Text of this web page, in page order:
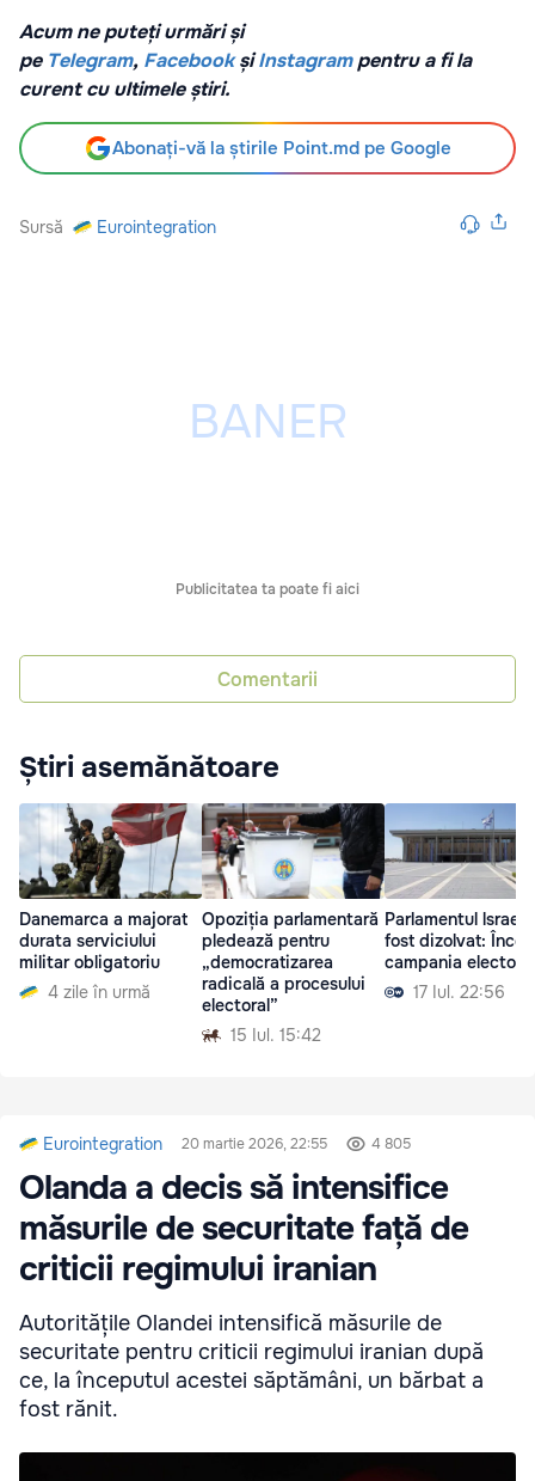
Acum ne puteți urmări și
pe Telegram, Facebook șiInstagrampentru a fi la
curent cu ultimele știri.
Abonați-vă la știrile Point.md pe Google
Sursă Eurointegration
Publicitatea ta poate fi aici
Comentarii
Știri asemănătoare
Danemarca a majorat
durata serviciului
militar obligatoriu
4 zile în urmă
Opoziția parlamentară
pledează pentru
„democratizarea
radicală a procesului
electoral”
15 Iul. 15:42
Parlamentul
fost dizolvat:
campania
17 Iul. 22:56
Eurointegration 20 martie 2026, 22:55 4 805
Olanda a decis să intensifice
măsurile de securitate față de
criticii regimului iranian
Autoritățile Olandei intensifică măsurile de
securitate pentru criticii regimului iranian după
ce, la începutul acestei săptămâni, un bărbat a
fost rănit.